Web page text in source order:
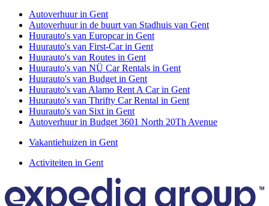
Autoverhuur in Gent
Autoverhuur in de buurt van Stadhuis van Gent
Huurauto's van Europcar in Gent
Huurauto's van First-Car in Gent
Huurauto's van Routes in Gent
Huurauto's van NÜ Car Rentals in Gent
Huurauto's van Budget in Gent
Huurauto's van Alamo Rent A Car in Gent
Huurauto's van Thrifty Car Rental in Gent
Huurauto's van Sixt in Gent
Autoverhuur in Budget 3601 North 20Th Avenue
Vakantiehuizen in Gent
Activiteiten in Gent